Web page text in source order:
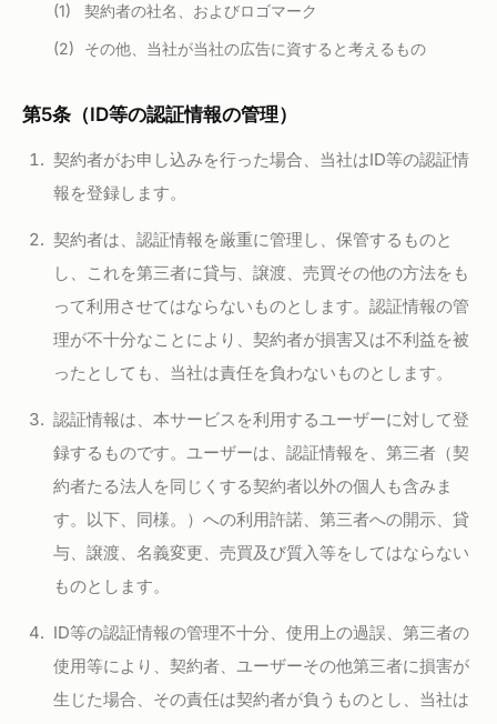
契約者の社名、およびロゴマーク
その他、当社が当社の広告に資すると考えるもの
第5条（ID等の認証情報の管理）
契約者がお申し込みを行った場合、当社はID等の認証情
報を登録します。
契約者は、認証情報を厳重に管理し、保管するものと
し、これを第三者に貸与、譲渡、売買その他の方法をも
って利用させてはならないものとします。認証情報の管
理が不十分なことにより、契約者が損害又は不利益を被
ったとしても、当社は責任を負わないものとします。
認証情報は、本サービスを利用するユーザーに対して登
録するものです。ユーザーは、認証情報を、第三者（契
約者たる法人を同じくする契約者以外の個人も含みま
す。以下、同様。）への利用許諾、第三者への開示、貸
与、譲渡、名義変更、売買及び質入等をしてはならない
ものとします。
ID等の認証情報の管理不十分、使用上の過誤、第三者の
使用等により、契約者、ユーザーその他第三者に損害が
生じた場合、その責任は契約者が負うものとし、当社は